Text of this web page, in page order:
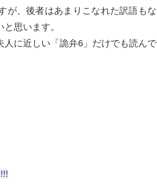
が、後者はあまりこなれた訳語もな
思います。
に近しい「詭弁6」だけでも読んで